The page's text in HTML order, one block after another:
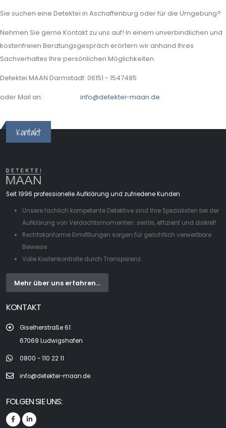
Sie suchen eine Detektei in Aschaffenburg oder für die Umgebung?
Nehmen Sie gerne Kontakt zu uns auf! In einem unverbindlichen und
kostenfreien Beratungsgespräch erörtern wir anhand Ihres
Sachverhaltes Ihre persönlichen Möglichkeiten.
Detektei MAAN Darmstadt: 06151 - 1547485
oder Mail an: info@detektei-maan.de
Kontakt
Seit 1996 professionelle Aufklärung und zufriedene Kunden
Unsere fachlich kompetente Detektive sind Ihre Spezialisten bei der
Aufklärung von Verdachtsmomenten: seriös, effizient und diskret!
Rechtskonforme Ermittlungen sorgen für gerichtlich verwertbare
Beweise
Volle Kostenkontrolle durch Transparenz.
Mehr über uns erfahren...
KONTAKT
Giselherstraße 61
67069 Ludwigshafen
0800 - 110 22 11
info@detektei-maan.de
FOLGEN SIE UNS: